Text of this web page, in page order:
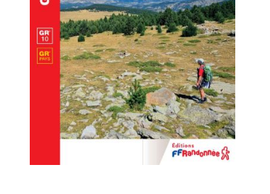
AJOUTER AU PANIER / DÉTAILS